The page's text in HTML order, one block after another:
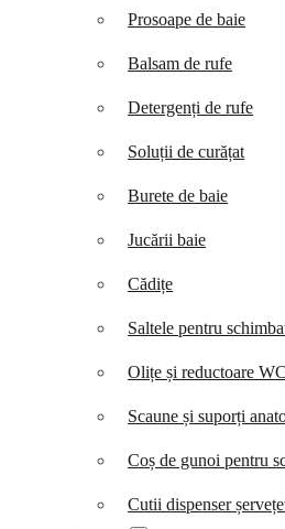
Prosoape de baie
Balsam de rufe
Detergenți de rufe
Soluții de curățat
Burete de baie
Jucării baie
Cădițe
Saltele pentru
Olițe și reductoare WC
Scaune și suporți
Coș de gunoi pentru
Cutii dispenser